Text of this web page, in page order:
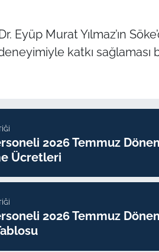
Murat Yılmaz’ın
katkı sağlaması
2026 Temmuz
Ücretleri
2026 Temmuz